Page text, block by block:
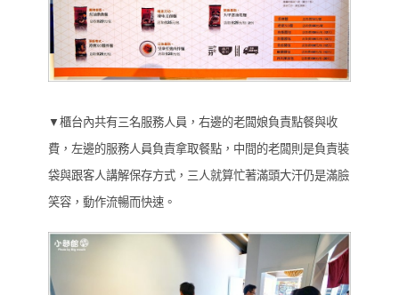
▼櫃台內共有三名服務人員，右邊的老闆娘負責點餐與收
費，左邊的服務人員負責拿取餐點，中間的老闆則是負責裝
袋與跟客人講解保存方式，三人就算忙著滿頭大汗仍是滿臉
笑容，動作流暢而快速。